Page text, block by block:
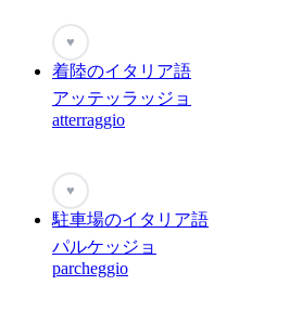
♥
着陸のイタリア語
アッテッラッジョ
atterraggio
♥
駐車場のイタリア語
パルケッジョ
parcheggio